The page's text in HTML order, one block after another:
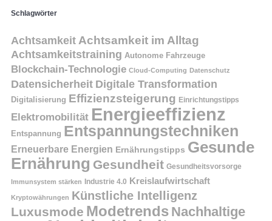
Schlagwörter
Achtsamkeit Achtsamkeit im Alltag
Achtsamkeitstraining Autonome Fahrzeuge
Blockchain-Technologie Cloud-Computing Datenschutz
Datensicherheit Digitale Transformation
Digitalisierung Effizienzsteigerung Einrichtungstipps
Elektromobilität Energieeffizienz
Entspannung Entspannungstechniken
Erneuerbare Energien Ernährungstipps Gesunde
Ernährung Gesundheit Gesundheitsvorsorge
Immunsystem stärken Industrie 4.0 Kreislaufwirtschaft
Kryptowährungen Künstliche Intelligenz
Luxusmode Modetrends Nachhaltige